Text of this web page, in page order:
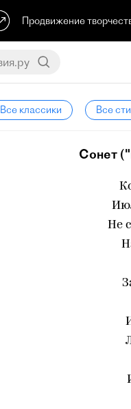
Продвижение
Все классики Все
Сонет
Не